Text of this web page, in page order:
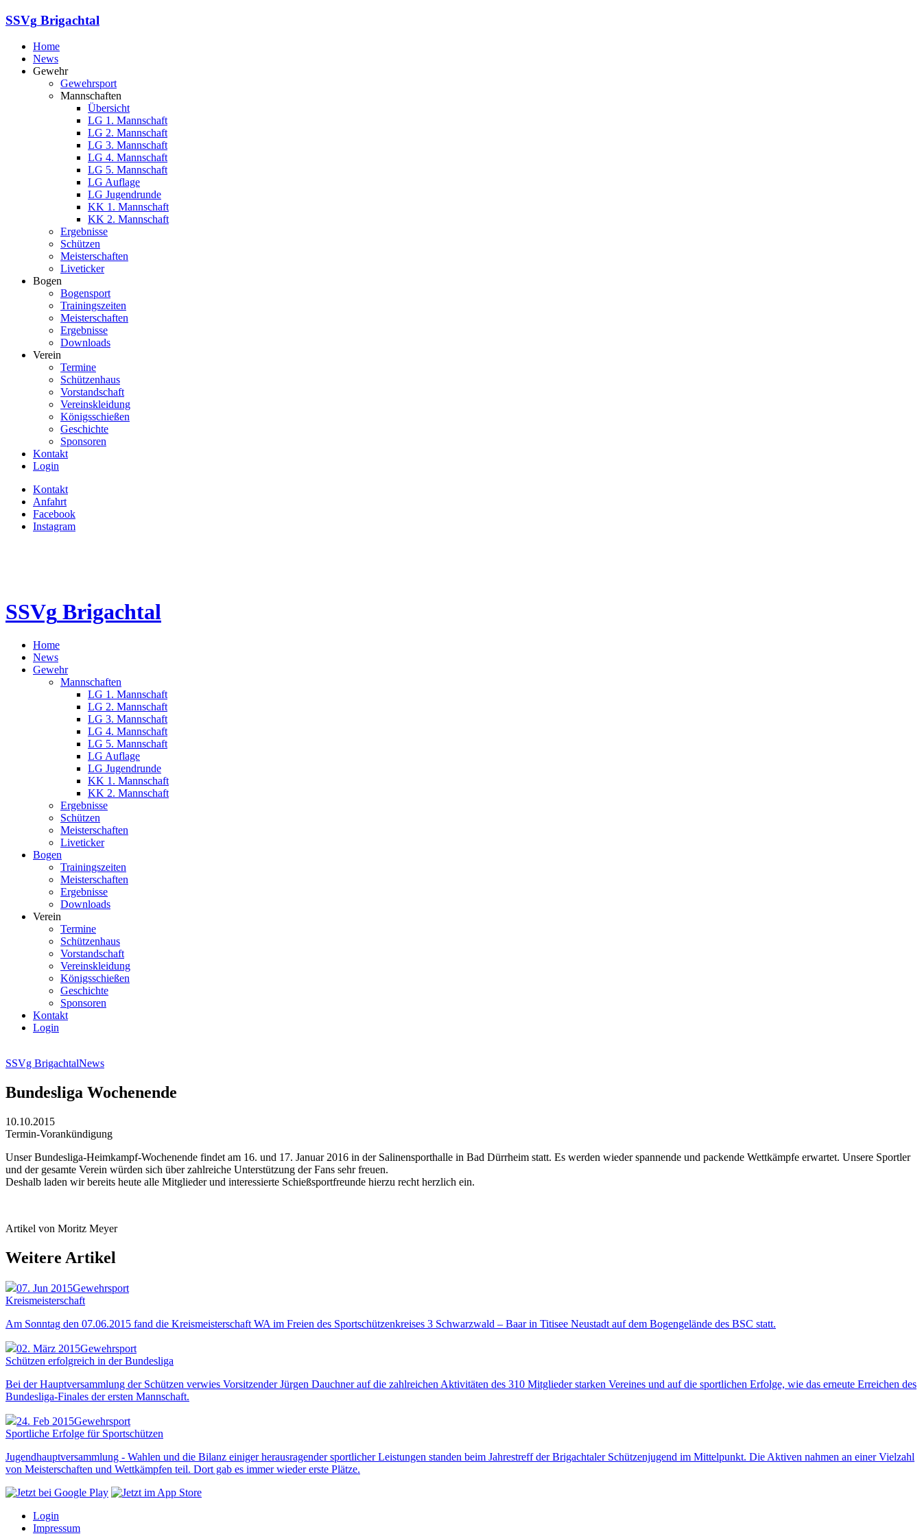
SSVg Brigachtal
Home
News
Gewehr
Gewehrsport
Mannschaften
Übersicht
LG 1. Mannschaft
LG 2. Mannschaft
LG 3. Mannschaft
LG 4. Mannschaft
LG 5. Mannschaft
LG Auflage
LG Jugendrunde
KK 1. Mannschaft
KK 2. Mannschaft
Ergebnisse
Schützen
Meisterschaften
Liveticker
Bogen
Bogensport
Trainingszeiten
Meisterschaften
Ergebnisse
Downloads
Verein
Termine
Schützenhaus
Vorstandschaft
Vereinskleidung
Königsschießen
Geschichte
Sponsoren
Kontakt
Login
Kontakt
Anfahrt
Facebook
Instagram
SSVg Brigachtal
Home
News
Gewehr
Mannschaften
LG 1. Mannschaft
LG 2. Mannschaft
LG 3. Mannschaft
LG 4. Mannschaft
LG 5. Mannschaft
LG Auflage
LG Jugendrunde
KK 1. Mannschaft
KK 2. Mannschaft
Ergebnisse
Schützen
Meisterschaften
Liveticker
Bogen
Trainingszeiten
Meisterschaften
Ergebnisse
Downloads
Verein
Termine
Schützenhaus
Vorstandschaft
Vereinskleidung
Königsschießen
Geschichte
Sponsoren
Kontakt
Login
SSVg BrigachtalNews
Bundesliga Wochenende
10.10.2015
Termin-Vorankündigung
Unser Bundesliga-Heimkampf-Wochenende findet am 16. und 17. Januar 2016 in der Salinensporthalle in Bad Dürrheim statt. Es werden wieder spannende und packende Wettkämpfe erwartet. Unsere Sportler
und der gesamte Verein würden sich über zahlreiche Unterstützung der Fans sehr freuen.
Deshalb laden wir bereits heute alle Mitglieder und interessierte Schießsportfreunde hierzu recht herzlich ein.
Artikel von Moritz Meyer
Weitere Artikel
07. Jun 2015Gewehrsport
Kreismeisterschaft
Am Sonntag den 07.06.2015 fand die Kreismeisterschaft WA im Freien des Sportschützenkreises 3 Schwarzwald – Baar in Titisee Neustadt auf dem Bogengelände des BSC statt.
02. März 2015Gewehrsport
Schützen erfolgreich in der Bundesliga
Bei der Hauptversammlung der Schützen verwies Vorsitzender Jürgen Dauchner auf die zahlreichen Aktivitäten des 310 Mitglieder starken Vereines und auf die sportlichen Erfolge, wie das erneute Erreichen des
Bundesliga-Finales der ersten Mannschaft.
24. Feb 2015Gewehrsport
Sportliche Erfolge für Sportschützen
Jugendhauptversammlung - Wahlen und die Bilanz einiger herausragender sportlicher Leistungen standen beim Jahrestreff der Brigachtaler Schützenjugend im Mittelpunkt. Die Aktiven nahmen an einer Vielzahl
von Meisterschaften und Wettkämpfen teil. Dort gab es immer wieder erste Plätze.
Login
Impressum